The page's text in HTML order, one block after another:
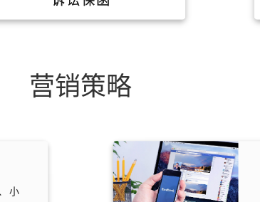
营销策略
小